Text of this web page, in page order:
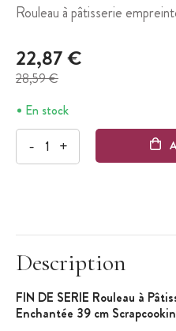
Rouleau à pâtisserie
22,87 €
28,59 €
En stock
- +
Description
FIN DE SERIE Rouleau à
Enchantée 39 cm